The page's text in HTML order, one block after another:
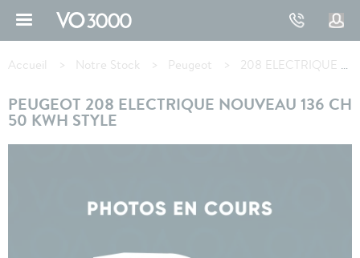
d'Ariane
Accueil Notre Stock Peugeot 208 ELECTRIQUE
PEUGEOT 208 ELECTRIQUE NOUVEAU 136 CH
50 KWH STYLE